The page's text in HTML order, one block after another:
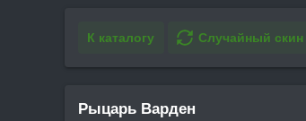
К каталогу Случайный скин
Рыцарь Варден